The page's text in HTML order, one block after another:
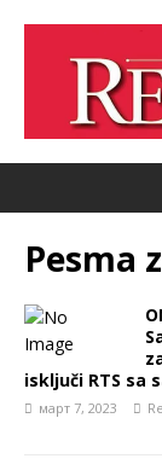
Pesma
isključi RTS sa
март 7, 2023